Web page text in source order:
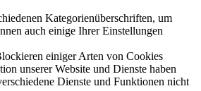
Kategorienüberschriften, um
auch einige Ihrer Einstellungen
einiger Arten von Cookies
unserer Website und Dienste haben
Dienste und Funktionen nicht